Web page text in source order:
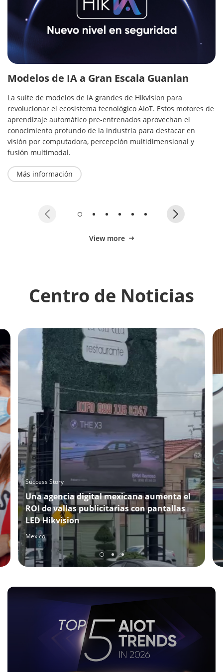
Modelos de IA a Gran Escala Guanlan
La suite de modelos de IA grandes de Hikvision para
revolucionar el ecosistema tecnológico AIoT. Estos motores de
aprendizaje automático pre-entrenados aprovechan el
conocimiento profundo de la industria para destacar en
visión por computadora, percepción multidimensional y
fusión multimodal.
Más información
View more
Centro de Noticias
Success Story
Una agencia digital mexicana aumenta el
ROI de vallas publicitarias con pantallas
LED Hikvision
Mexico